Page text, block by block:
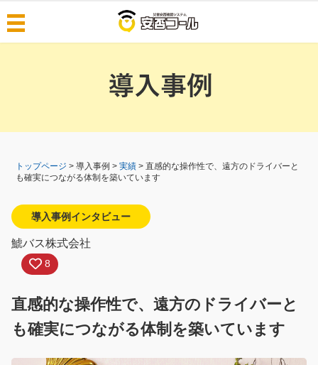
料金
選ばれる理由
安否コールの特徴
はじめての方へ
無料版アプリについて
できること
災害データを自動で高速配信
堅牢な情報セキュリティ
安否コール6.5
日常活用例 人気製品比較
トップページ > 導入事例 >実績 > 直感的な操作性で、遠方のドライバーと
も確実につながる体制を築いています
導入事例インタビュー
鯱バス株式会社
8
直感的な操作性で、遠方のドライバーと
も確実につながる体制を築いています